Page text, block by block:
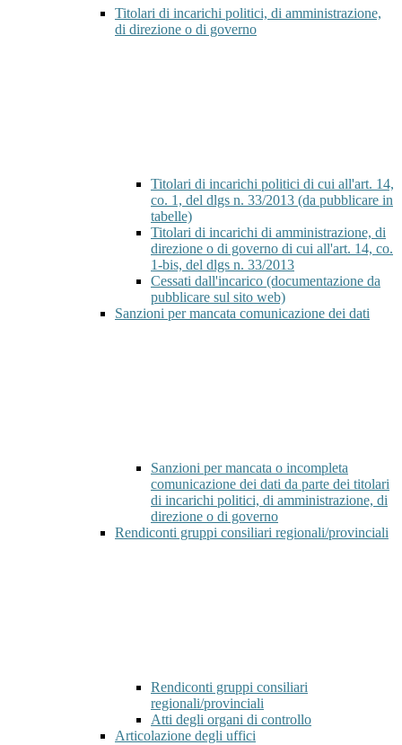
Titolari di incarichi politici, di amministrazione,
di direzione o di governo
Titolari di incarichi politici di cui all'art. 14,
co. 1, del dlgs n. 33/2013 (da pubblicare in
tabelle)
Titolari di incarichi di amministrazione, di
direzione o di governo di cui all'art. 14, co.
1-bis, del dlgs n. 33/2013
Cessati dall'incarico (documentazione da
pubblicare sul sito web)
Sanzioni per mancata comunicazione dei dati
Sanzioni per mancata o incompleta
comunicazione dei dati da parte dei titolari
di incarichi politici, di amministrazione, di
direzione o di governo
Rendiconti gruppi consiliari regionali/provinciali
Rendiconti gruppi consiliari
regionali/provinciali
Atti degli organi di controllo
Articolazione degli uffici